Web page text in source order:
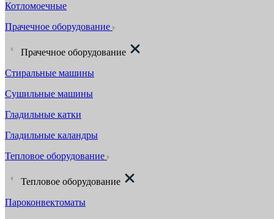
Котломоечные
Прачечное оборудование
Прачечное оборудование
Стиральные машины
Сушильные машины
Гладильные катки
Гладильные каландры
Тепловое оборудование
Тепловое оборудование
Пароконвектоматы